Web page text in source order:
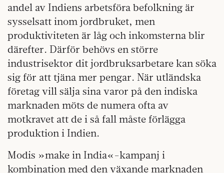
andel av Indiens arbetsföra befolkning är
sysselsatt inom jordbruket, men
produktiviteten är låg och inkomsterna blir
därefter. Därför behövs en större
industrisektor dit jordbruksarbetare kan söka
sig för att tjäna mer pengar. När utländska
företag vill sälja sina varor på den indiska
marknaden möts de numera ofta av
motkravet att de i så fall måste förlägga
produktion i Indien.
Modis »make in India«-kampanj i
kombination med den växande marknaden